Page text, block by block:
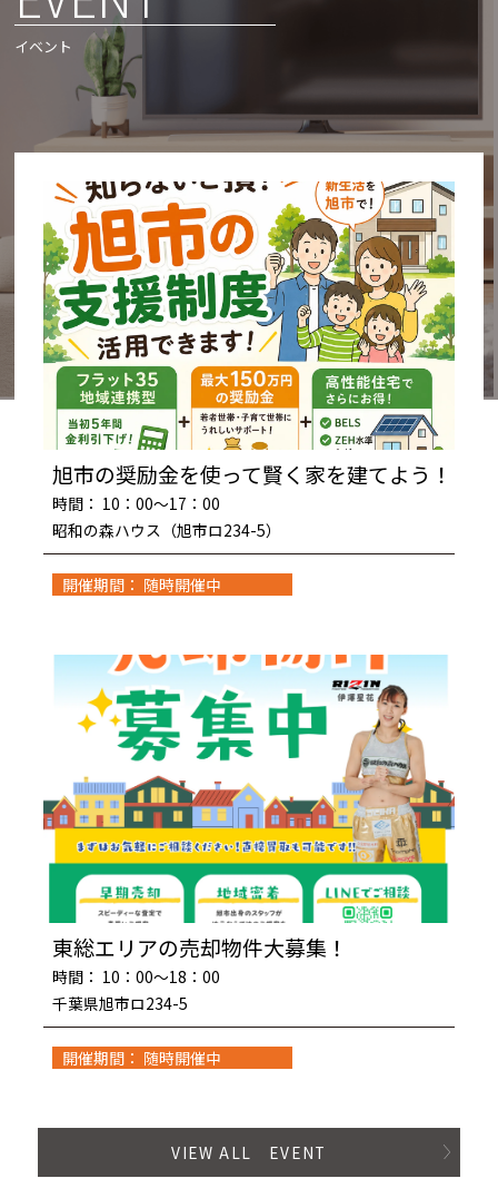
イベント
旭市の奨励金を使って賢く家を建てよう！
時間： 10：00～17：00
昭和の森ハウス（旭市ロ234-5）
開催期間： 随時開催中
東総エリアの売却物件大募集！
時間： 10：00～18：00
千葉県旭市ロ234-5
開催期間： 随時開催中
VIEW ALL EVENT